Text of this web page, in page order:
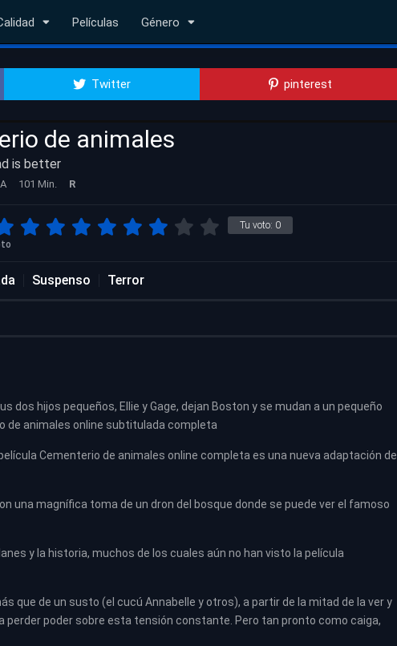
Películas Género
Twitter pinterest
de animales
is better
101 Min. R
Tu voto: 0
Suspenso Terror
dos hijos pequeños, Ellie y Gage, dejan Boston y se mudan a un pequeño
de animales online subtitulada completa
Cementerio de animales online completa es una nueva adaptación de
una magnífica toma de un dron del bosque donde se puede ver el famoso
y la historia, muchos de los cuales aún no han visto la película
que de un susto (el cucú Annabelle y otros), a partir de la mitad de la ver y
perder poder sobre esta tensión constante. Pero tan pronto como caiga,